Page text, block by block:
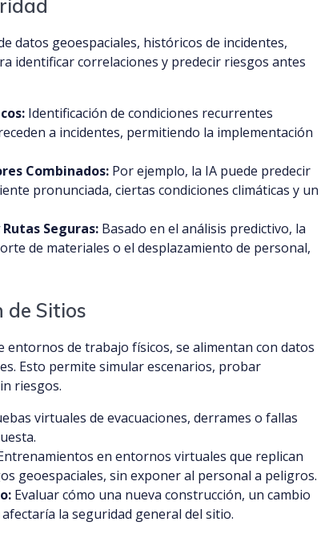
datos geoespaciales, históricos de incidentes,
identificar correlaciones y predecir riesgos antes
Identificación de condiciones recurrentes
a incidentes, permitiendo la implementación
Combinados: Por ejemplo, la IA puede predecir
pronunciada, ciertas condiciones climáticas y un
Seguras: Basado en el análisis predictivo, la
de materiales o el desplazamiento de personal,
de Sitios
entornos de trabajo físicos, se alimentan con datos
Esto permite simular escenarios, probar
riesgos.
virtuales de evacuaciones, derrames o fallas
en entornos virtuales que replican
geoespaciales, sin exponer al personal a peligros.
Evaluar cómo una nueva construcción, un cambio
la seguridad general del sitio.